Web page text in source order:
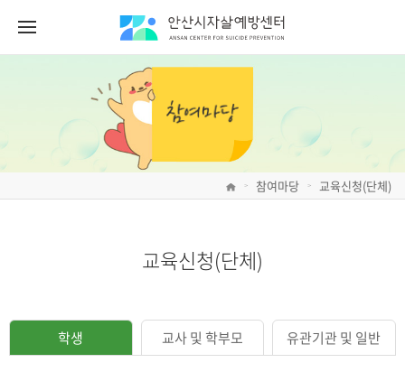
> 참여마당 > 교육신청(단체)
교육신청(단체)
학생 교사 및 학부모 유관기관 및 일반